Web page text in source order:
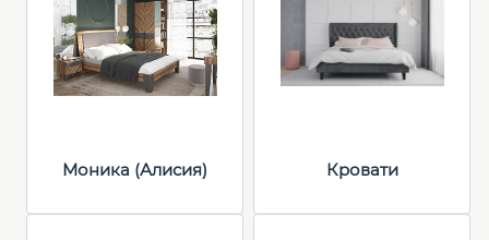
Моника (Алисия) Кровати